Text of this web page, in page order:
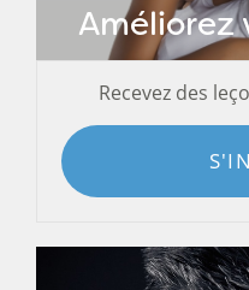
Améliorez
Recevez des